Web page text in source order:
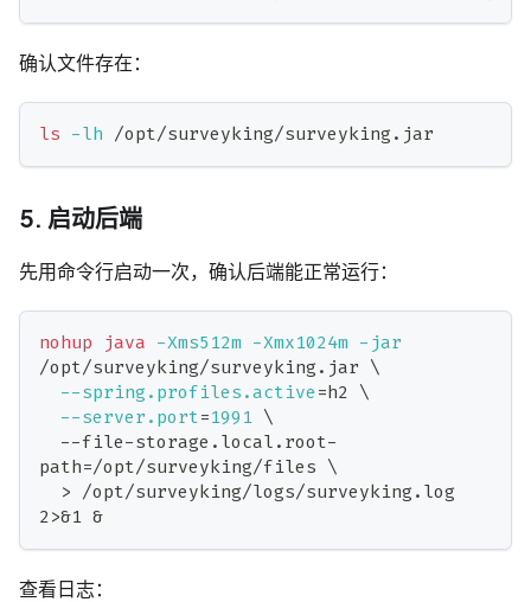
确认文件存在：
ls -lh /opt/surveyking/surveyking.jar
5. 启动后端
先用命令行启动一次，确认后端能正常运行：
nohup java -Xms512m -Xmx1024m -jar
/opt/surveyking/surveyking.jar \
--spring.profiles.active =h2 \
--server.port=1991 \
path=/opt/surveyking/files \
>
2>&1 &
查看日志：